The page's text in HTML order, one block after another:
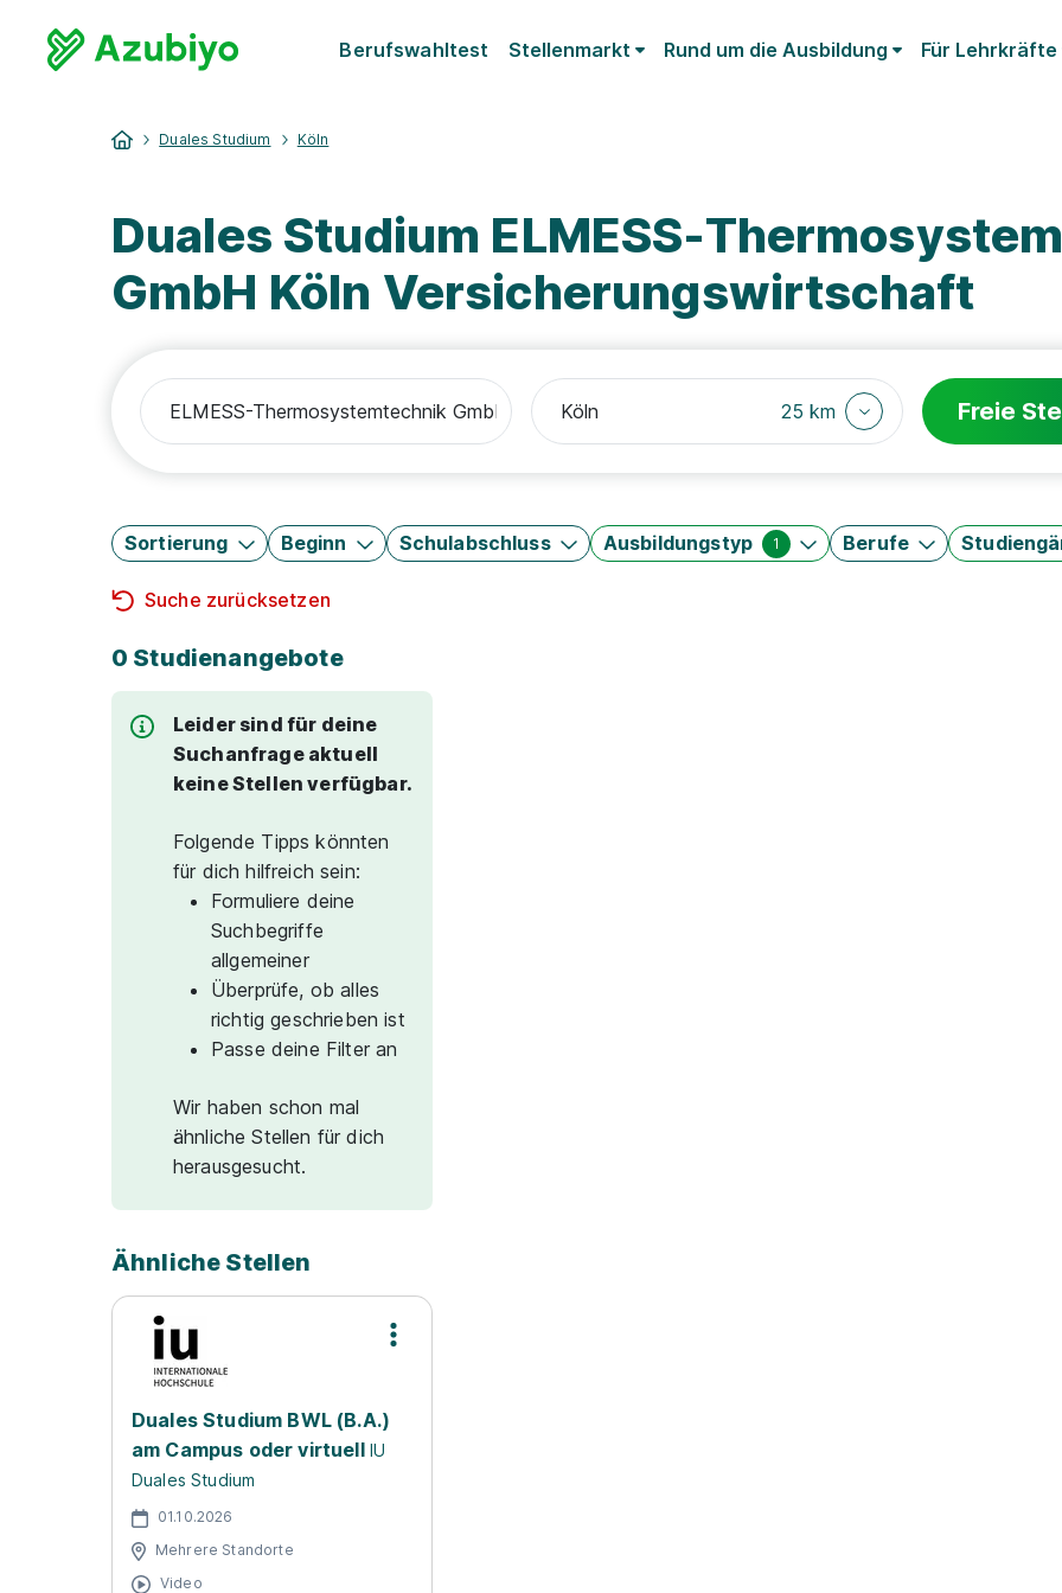
Berufswahltest Stellenmarkt Rund um die Ausbildung Für Lehrkräfte
Duales Studium Köln
Duales Studium ELMESS-
GmbH Köln Versicherungswirtschaft
25 km Freie
Sortierung Beginn Schulabschluss Ausbildungstyp 1 Berufe
Suche zurücksetzen
0 Studienangebote
Leider sind für deine
Suchanfrage aktuell
keine Stellen verfügbar.
Folgende Tipps könnten
für dich hilfreich sein:
Formuliere deine
Suchbegriffe
allgemeiner
Überprüfe, ob alles
richtig geschrieben ist
Passe deine Filter an
Wir haben schon mal
ähnliche Stellen für dich
herausgesucht.
Ähnliche Stellen
Duales Studium BWL (B.A.)
am Campus oder virtuell IU
Duales Studium
01.10.2026
Mehrere Standorte
Video